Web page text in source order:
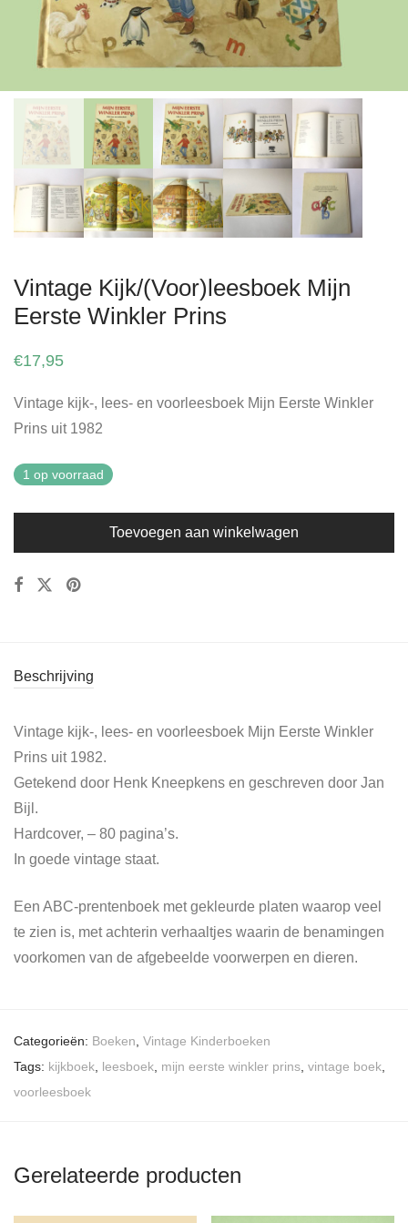
Vintage Kijk/(Voor)leesboek Mijn
Eerste Winkler Prins
€17,95
Vintage kijk-, lees- en voorleesboek Mijn Eerste Winkler
Prins uit 1982
1 op voorraad
Toevoegen aan winkelwagen
Beschrijving
Vintage kijk-, lees- en voorleesboek Mijn Eerste Winkler
Prins uit 1982.
Getekend door Henk Kneepkens en geschreven door Jan
Bijl.
Hardcover, – 80 pagina’s.
In goede vintage staat.
Een ABC-prentenboek met gekleurde platen waarop veel
te zien is, met achterin verhaaltjes waarin de benamingen
voorkomen van de afgebeelde voorwerpen en dieren.
Categorieën: Boeken Vintage Kinderboeken
Tags: kijkboek leesboek mijn eerste winkler prins vintage boek
voorleesboek
Gerelateerde producten